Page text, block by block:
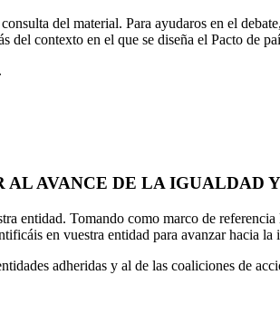
del material. Para ayudaros en el
del contexto en el que se diseña el Pacto de
AVANCE DE LA IGUALDAD
entidad. Tomando como marco de
en vuestra entidad para avanzar hacia
adheridas y al de las coaliciones de